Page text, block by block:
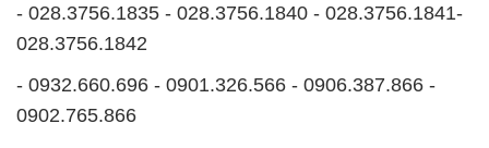
- 028.3756.1835 - 028.3756.1840 - 028.3756.1841-
028.3756.1842
- 0932.660.696 - 0901.326.566 - 0906.387.866 -
0902.765.866